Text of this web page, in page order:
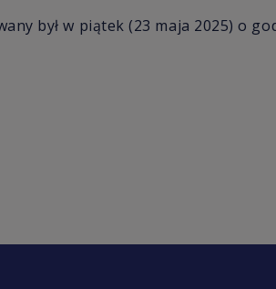
był w piątek (23 maja 2025) o